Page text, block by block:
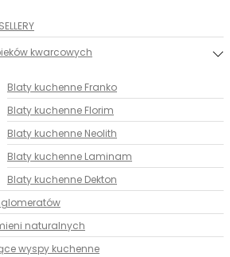
kwarcowych
Blaty kuchenne Franko
Blaty kuchenne Florim
Blaty kuchenne Neolith
Blaty kuchenne Laminam
Blaty kuchenne Dekton
naturalnych
wyspy kuchenne